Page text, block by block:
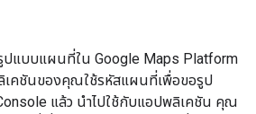
รูปแบบแผนที่ใน Google Maps Platform
เคชันของคุณใช้รหัสแผนที่เพื่อขอรูป
แล้ว นำไปใช้กับแอปพลิเคชัน คุณ